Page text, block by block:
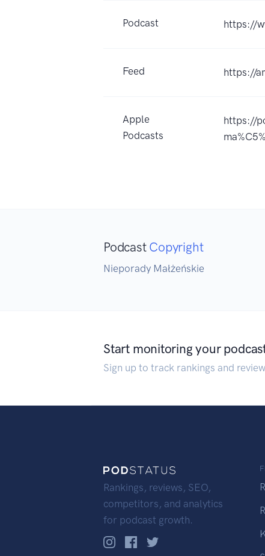
Podcast https://
Feed https://
Apple
Podcasts
https://
Podcast Copyright
Nieporady Małżeńskie
Start monitoring your
Sign up to track rankings and
Rankings, reviews, SEO,
competitors, and analytics
for podcast growth.